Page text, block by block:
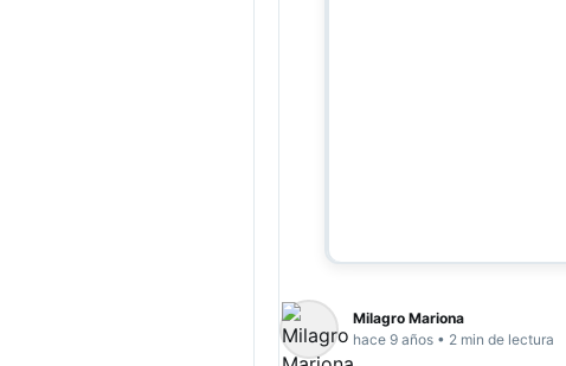
Milagro Mariona
hace 9 años • 2 min de lectura